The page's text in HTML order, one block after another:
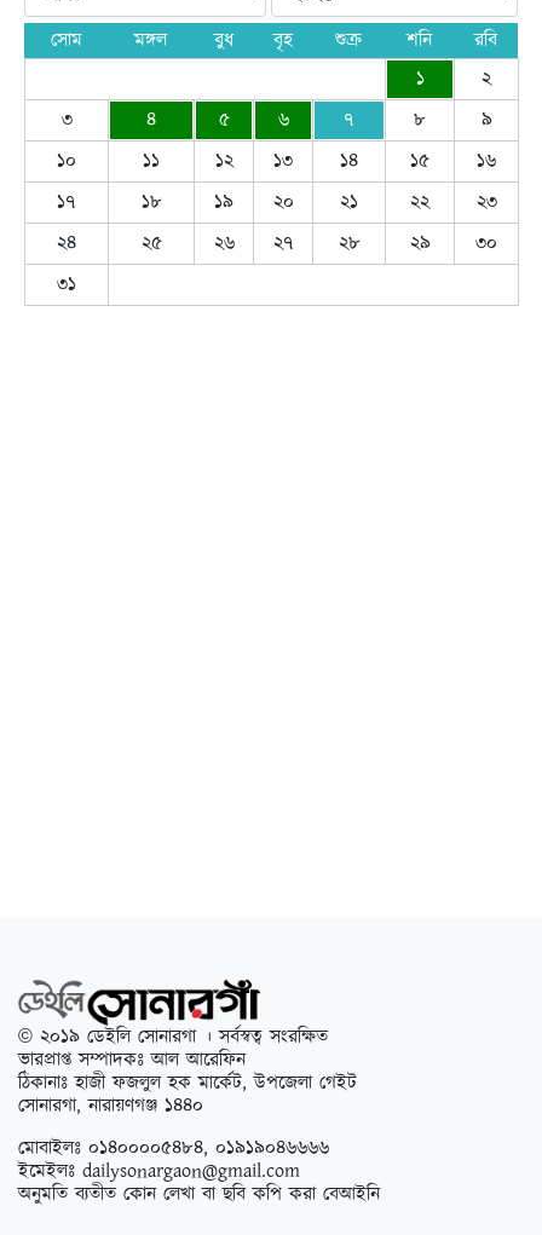
সোম মঙ্গল বুধ বৃহ শুক্র শনি
রবি
১
২
৩
৪ ৫ ৬ ৭ ৮
৯
১০
১১ ১২ ১৩ ১৪ ১৫
১৬
১৭
১৮ ১৯ ২০ ২১ ২২
২৩
২৪
২৫ ২৬ ২৭ ২৮ ২৯
৩০
৩১
© ২০১৯ ডেইলি সোনারগা । সর্বস্বত্ব সংরক্ষিত
ভারপ্রাপ্ত সম্পাদকঃ আল আরেফিন
ঠিকানাঃ হাজী ফজলুল হক মার্কেট, উপজেলা গেইট
সোনারগা, নারায়ণগঞ্জ ১৪৪০
মোবাইলঃ ০১৪০০০০৫৪৮৪, ০১৯১৯০৪৬৬৬৬
ইমেইলঃ dailysonargaon@gmail.com
অনুমতি ব্যতীত কোন লেখা বা ছবি কপি করা বেআইনি